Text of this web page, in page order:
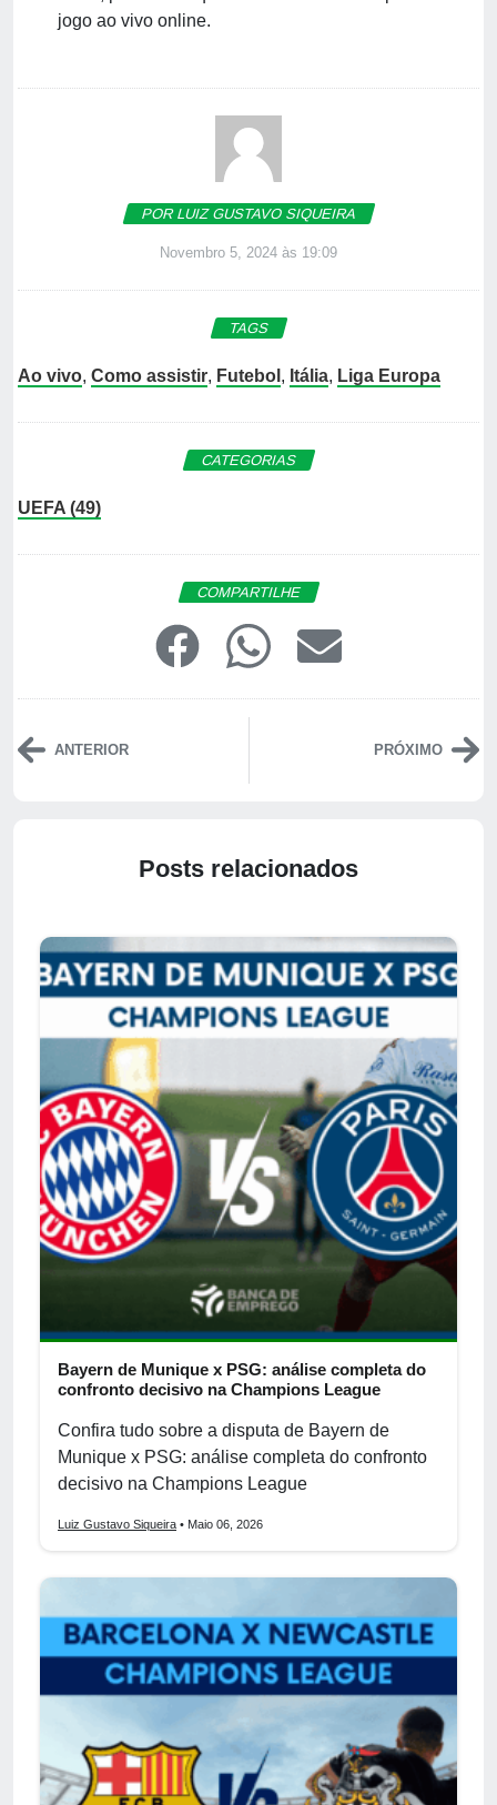
jogo ao vivo online.
POR LUIZ GUSTAVO SIQUEIRA
Novembro 5, 2024 às 19:09
TAGS
Ao vivo, Como assistir, Futebol , Itália, Liga Europa
CATEGORIAS
UEFA (49)
COMPARTILHE
ANTERIOR PRÓXIMO
Posts relacionados
Bayern de Munique x PSG: análise completa do
confronto decisivo na Champions League
Confira tudo sobre a disputa de Bayern de
Munique x PSG: análise completa do confronto
decisivo na Champions League
Luiz Gustavo Siqueira • Maio 06, 2026